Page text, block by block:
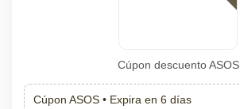
Cúpon descuento ASOS
Cúpon ASOS • Expira en 6 días